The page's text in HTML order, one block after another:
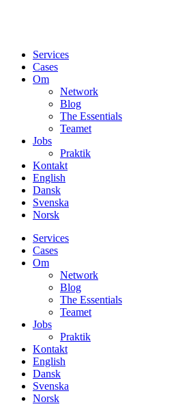
Services
Cases
Om
Network
Blog
The Essentials
Teamet
Jobs
Praktik
Kontakt
English
Dansk
Svenska
Norsk
Services
Cases
Om
Network
Blog
The Essentials
Teamet
Jobs
Praktik
Kontakt
English
Dansk
Svenska
Norsk